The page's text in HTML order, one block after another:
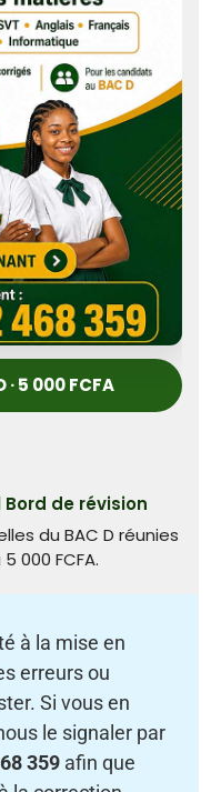
5 000 FCFA
Bord de révision
du BAC D réunies
000 FCFA.
à la mise en
erreurs ou
Si vous en
le signaler par
359 afin que